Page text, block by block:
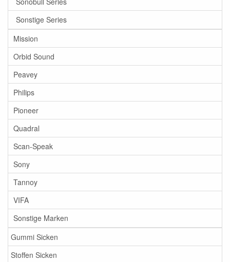
Sonstige Series
Mission
Orbid Sound
Peavey
Philips
Pioneer
Quadral
Scan-Speak
Sony
Tannoy
VIFA
Sonstige Marken
Gummi Sicken
Stoffen Sicken